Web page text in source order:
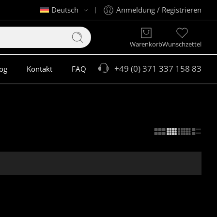
Deutsch Anmeldung / Registrieren
WarenkorbWunschzettel
Kontakt FAQ +49 (0) 371 337 158 83